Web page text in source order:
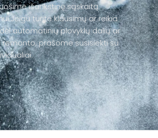
išankstinę sąskaitą
turite klausimų ar reikia
automatinių plovyklų dalių ar
prašome susisiekti su